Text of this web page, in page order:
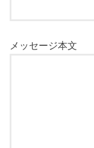
メッセージ本文